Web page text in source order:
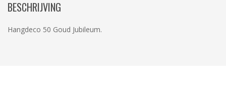
BESCHRIJVING
Hangdeco 50 Goud Jubileum.